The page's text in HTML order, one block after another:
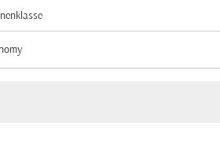
option Economy Selected